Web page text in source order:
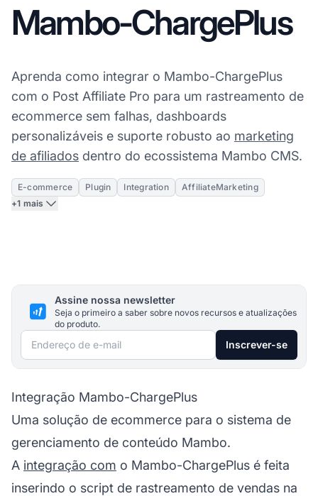
Mambo-ChargePlus
Aprenda como integrar o Mambo-ChargePlus
com o Post Affiliate Pro para um rastreamento de
ecommerce sem falhas, dashboards
personalizáveis e suporte robusto ao marketing
de afiliados dentro do ecossistema Mambo CMS.
E-commerce Plugin Integration
AffiliateMarketing
+1 mais
Assine nossa newsletter
Seja o primeiro a saber sobre novos recursos e atualizações
do produto.
Endereço de e-mail Inscrever-se
Integração Mambo-ChargePlus
Uma solução de ecommerce para o sistema de
gerenciamento de conteúdo Mambo.
A integração com o Mambo-ChargePlus é feita
inserindo o script de rastreamento de vendas na